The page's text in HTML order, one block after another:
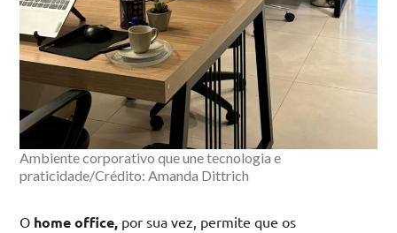
Ambiente corporativo que une tecnologia e
praticidade/Crédito: Amanda Dittrich
O home office, por sua vez, permite que os